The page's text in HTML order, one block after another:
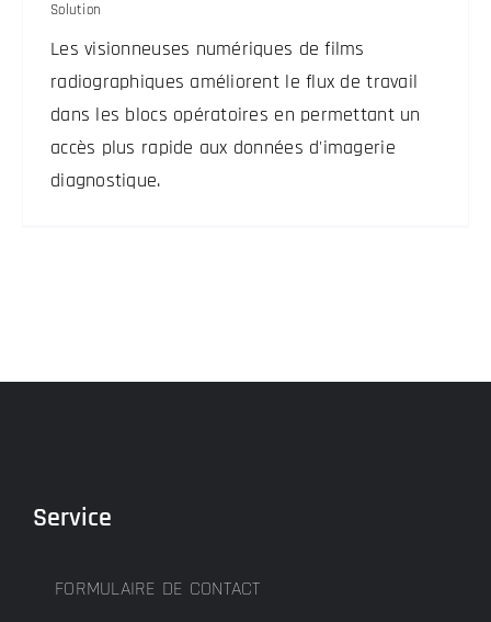
Solution
Les visionneuses numériques de films
radiographiques améliorent le flux de travail
dans les blocs opératoires en permettant un
accès plus rapide aux données d'imagerie
diagnostique.
Service
FORMULAIRE DE CONTACT